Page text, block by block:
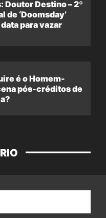
Doutor Destino – 2º
‘Doomsday’
para vazar
é o Homem-
pós-créditos de